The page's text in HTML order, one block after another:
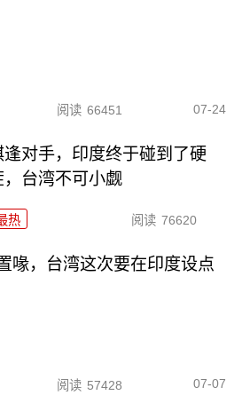
阅读 66451 07-24
逢对手，印度终于碰到了硬
，台湾不可小觑
热 阅读 76620
喙，台湾这次要在印度设点
阅读 57428 07-07